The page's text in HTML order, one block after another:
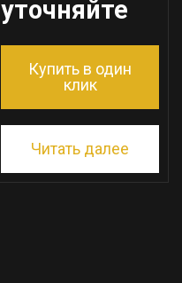
уточняйте
Купить в один
клик
Читать далее